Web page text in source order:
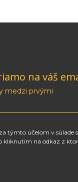
na váš
medzi prvými
týmto účelom v
kliknutím na odkaz z